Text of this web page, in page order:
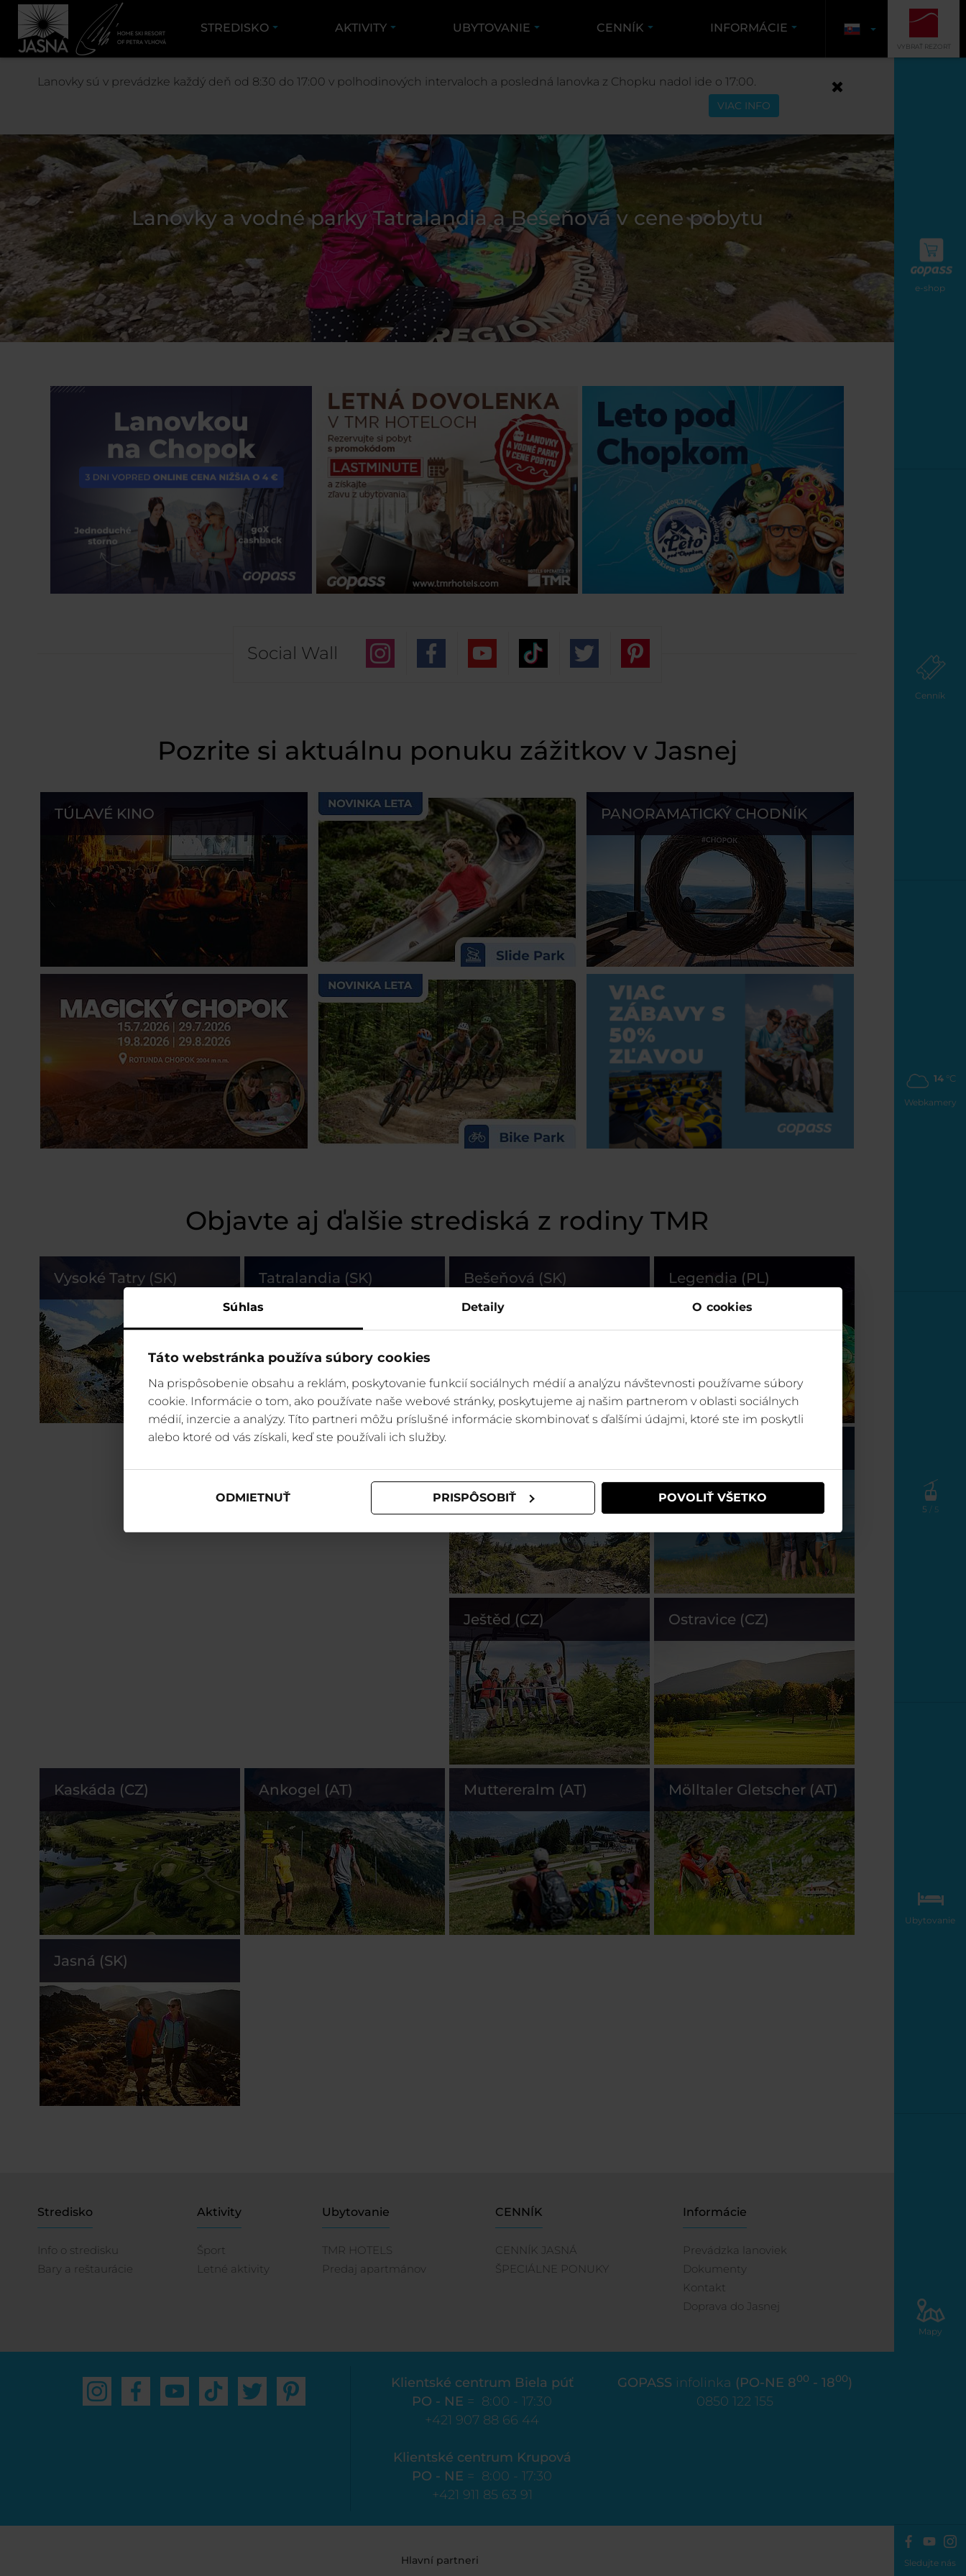
Súhlas Detaily O cookies
Táto webstránka používa súbory cookies
Na prispôsobenie obsahu a reklám, poskytovanie funkcií sociálnych médií a analýzu návštevnosti používame súbory
cookie. Informácie o tom, ako používate naše webové stránky, poskytujeme aj našim partnerom v oblasti sociálnych
médií, inzercie a analýzy. Títo partneri môžu príslušné informácie skombinovať s ďalšími údajmi, ktoré ste im poskytli
alebo ktoré od vás získali, keď ste používali ich služby.
ODMIETNUŤ PRISPÔSOBIŤ POVOLIŤ VŠETKO
e-shop
Cenník
14 °C
Webkamery
5 / 5
Ubytovanie
Mapy
Sledujte nás
STREDISKO AKTIVITY UBYTOVANIE CENNÍK INFORMÁCIE
VYBRAŤ REZORT
Lanovky a vodné parky Tatralandia a Bešeňová v cene pobytu
Social Wall
Pozrite si aktuálnu ponuku zážitkov v Jasnej
TÚLAVÉ KINO PANORAMATICKÝ CHODNÍK
Objavte aj ďalšie strediská z rodiny TMR
Vysoké Tatry (SK) Tatralandia (SK) Bešeňová (SK) Legendia (PL)
Ještěd (CZ) Ostravice (CZ)
Kaskáda (CZ) Ankogel (AT) Muttereralm (AT) Mölltaler Gletscher (AT)
Jasná (SK)
Stredisko
Info o stredisku
Bary a reštaurácie
Aktivity
Šport
Letné aktivity
Ubytovanie
TMR HOTELS
Predaj apartmánov
CENNÍK
CENNÍK JASNÁ
ŠPECIÁLNE PONUKY
Informácie
Prevádzka lanoviek
Dokumenty
Kontakt
Doprava do Jasnej
Klientské centrum Biela púť
PO - NE = 8:00 - 17:30
+421 907 88 66 44
Klientské centrum Krupová
PO - NE = 8:00 - 17:30
+421 911 85 63 91
GOPASS infolinka (PO-NE 800 - 1800)
0850 122 155
Hlavní partneri
Lanovky sú v prevádzke každý deň od 8:30 do 17:00 v polhodinových intervaloch a posledná lanovka z Chopku nadol ide o 17:00.
VIAC INFO